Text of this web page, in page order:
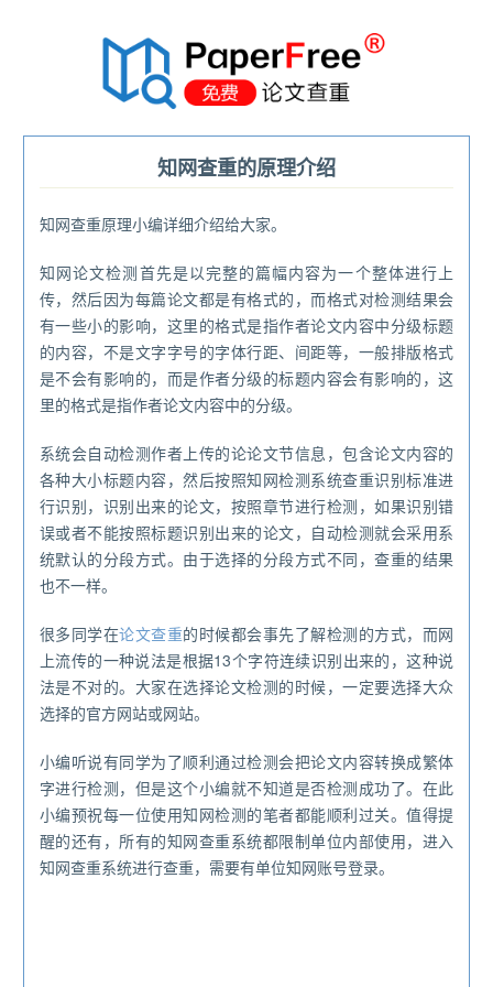
知网查重的原理介绍
知网查重原理小编详细介绍给大家。
知网论文检测首先是以完整的篇幅内容为一个整体进行上
传，然后因为每篇论文都是有格式的，而格式对检测结果会
有一些小的影响，这里的格式是指作者论文内容中分级标题
的内容，不是文字字号的字体行距、间距等，一般排版格式
是不会有影响的，而是作者分级的标题内容会有影响的，这
里的格式是指作者论文内容中的分级。
系统会自动检测作者上传的论论文节信息，包含论文内容的
各种大小标题内容，然后按照知网检测系统查重识别标准进
行识别，识别出来的论文，按照章节进行检测，如果识别错
误或者不能按照标题识别出来的论文，自动检测就会采用系
统默认的分段方式。由于选择的分段方式不同，查重的结果
也不一样。
很多同学在论文查重的时候都会事先了解检测的方式，而网
上流传的一种说法是根据13个字符连续识别出来的，这种说
法是不对的。大家在选择论文检测的时候，一定要选择大众
选择的官方网站或网站。
小编听说有同学为了顺利通过检测会把论文内容转换成繁体
字进行检测，但是这个小编就不知道是否检测成功了。在此
小编预祝每一位使用知网检测的笔者都能顺利过关。值得提
醒的还有，所有的知网查重系统都限制单位内部使用，进入
知网查重系统进行查重，需要有单位知网账号登录。